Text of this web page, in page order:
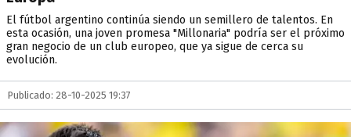
El fútbol argentino continúa siendo un semillero de talentos. En
esta ocasión, una joven promesa "Millonaria" podría ser el próximo
gran negocio de un club europeo, que ya sigue de cerca su
evolución.
Publicado: 28-10-2025 19:37